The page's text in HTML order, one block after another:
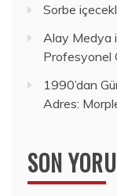
Sorbe
Alay Medya
Profesyonel
1990’dan
Adres:
SON